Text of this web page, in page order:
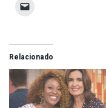
Relacionado